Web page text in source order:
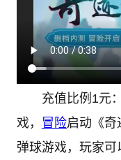
充值比例1元
戏，
冒险启动《奇
弹球游戏，玩家